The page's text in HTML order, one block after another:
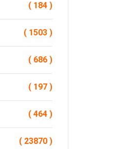
( 184 )
( 1503 )
( 686 )
( 197 )
( 464 )
( 23870 )